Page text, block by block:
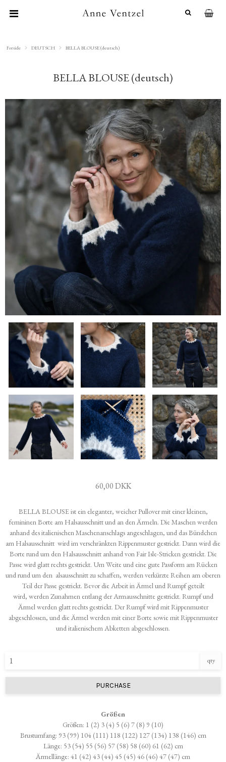
Forside DEUTSCH BELLA BLOUSE (deutsch)
BELLA BLOUSE (deutsch)
60,00 DKK
BELLA BLOUSE ist ein eleganter, weicher Pullover mit einer kleinen,
femininen Borte am Halsausschnitt und an den Ärmeln. Die Maschen werden
anhand des italienischen Maschenanschlags angeschlagen, und das Bündchen
am Halsausschnitt wird im verschränkten Rippenmuster gestrickt. Dann wird die
Borte rund um den Halsausschnitt anhand von Fair Isle-Stricken gestrickt. Die
Passe wird glatt rechts gestrickt. Um Weite und eine gute Passform am Rücken
und rund um den alsausschnitt zu schaffen, werden verkürzte Reihen am oberen
Teil der Passe gestrickt. Bevor die Arbeit in Ärmel und Rumpf geteilt
wird, werden Zunahmen entlang der Armausschnitte gestrickt. Rumpf und
Ärmel werden glatt rechts gestrickt. Der Rumpf wird mit Rippenmuster
abgeschlossen, und die Ärmel werden mit einer Borte sowie mit Rippenmuster
und italienischem Abketten abgeschlossen.
qty
PURCHASE
Größen
Größen: 1 (2) 3 (4) 5 (6) 7 (8) 9 (10)
Brustumfang: 93 (99) 104 (111) 118 (122) 127 (134) 138 (146) cm
Länge: 53 (54) 55 (56) 57 (58) 58 (60) 61 (62) cm
Ärmellänge: 41 (42) 43 (44) 45 (45) 46 (46) 47 (47) cm